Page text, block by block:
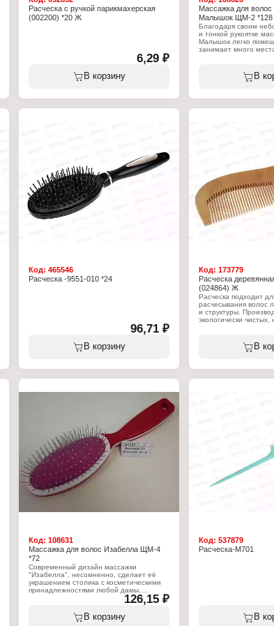
Расческа с ручкой парикмахерская
(002200) *20 Ж
6,29 ₽
В корзину
Массажка для
Малышок ЩМ-2 *128
Благодаря своим
и тонкой рукоятке
Малышок легко
занимает много
функциональность
высока. Щётка
длительных
Характеристики:
Материал (состав):
Количество
В
Код:465546
Расческа -9551-010 *24
96,71 ₽
В корзину
Код: 173779
Расческа
(024864) Ж
Расческа подходит
расчесывания волос
и структуры.
экологически
Характеристики:
Модель: 024864
Назначение: для
В
Код:108631
Массажка для волос Изабелла ЩМ-4
*72
Современный дизайн массажки
"Изабелла", несомненно, сделает её
украшением столика с косметическими
принадлежностями любой дамы.
Удобная в применении щётка, обладает
большой подушечкой, которая обеспечит
самый лучший массаж кожи головы и
эффективную укладку волос любой
126,15 ₽
В корзину
Код: 537879
Расческа-М701
В